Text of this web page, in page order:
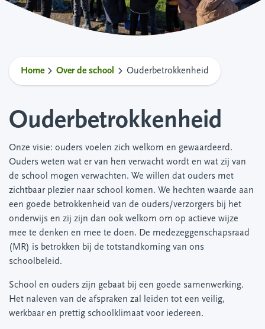
Home Over de school Ouderbetrokkenheid
Ouderbetrokkenheid
Onze visie: ouders voelen zich welkom en gewaardeerd.
Ouders weten wat er van hen verwacht wordt en wat zij van
de school mogen verwachten. We willen dat ouders met
zichtbaar plezier naar school komen. We hechten waarde aan
een goede betrokkenheid van de ouders/verzorgers bij het
onderwijs en zij zijn dan ook welkom om op actieve wijze
mee te denken en mee te doen. De medezeggenschapsraad
(MR) is betrokken bij de totstandkoming van ons
schoolbeleid.
School en ouders zijn gebaat bij een goede samenwerking.
Het naleven van de afspraken zal leiden tot een veilig,
werkbaar en prettig schoolklimaat voor iedereen.